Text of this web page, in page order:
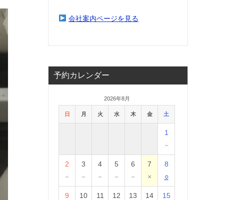
会社案内ページを見る
予約カレンダー
2026年8月
日 月 火 水 木 金 土
1
－
2
－
3
－
4
－
5
－
6
－
7
×
8
○
9
10
11
12
13
14
15